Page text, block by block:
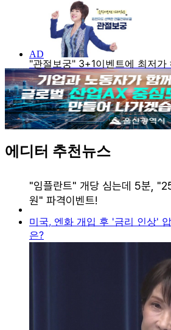
에디터 추천뉴스
미국, 엔화 개입 후 '금리 인상'
은?